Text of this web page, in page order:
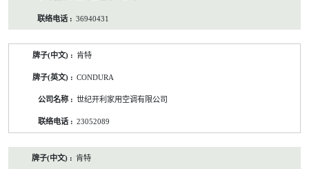
36940431
肯特
CONDURA
世纪开利家用空调有限公司
23052089
肯特